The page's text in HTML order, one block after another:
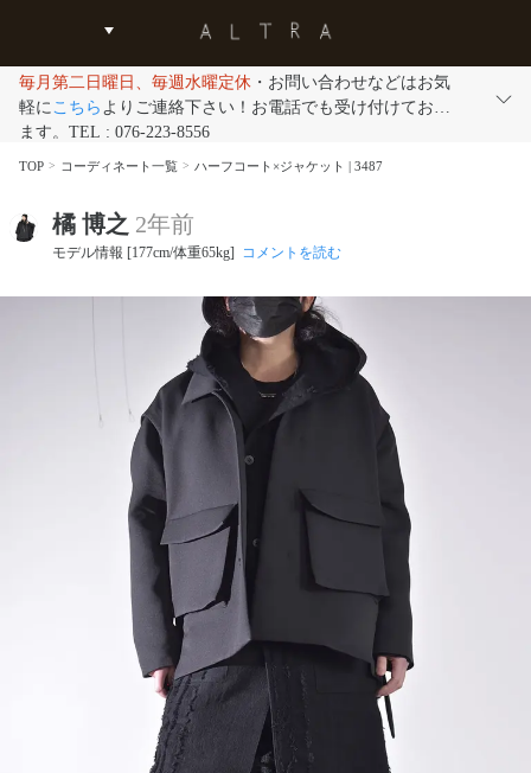
毎月第二日曜日、毎週水曜定休 ・お問い合わせなどはお気
軽にこちら よりご連絡下さい！お電話でも受け付けており
ます。TEL : 076-223-8556
TOP コーディネート一覧 ハーフコート×ジャケット | 3487
橘 博之 2年前
モデル情報 [177cm/体重65kg] コメントを読む